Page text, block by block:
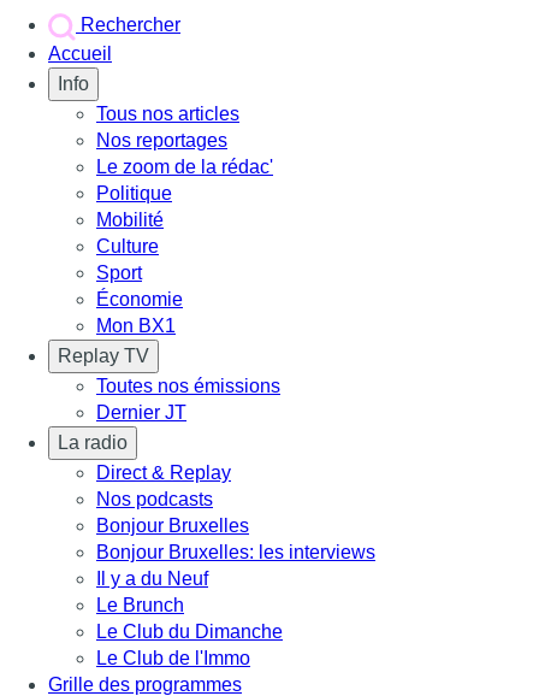
Rechercher
Accueil
Info
Tous nos articles
Nos reportages
Le zoom de la rédac'
Politique
Mobilité
Culture
Sport
Économie
Mon BX1
Replay TV
Toutes nos émissions
Dernier JT
La radio
Direct & Replay
Nos podcasts
Bonjour Bruxelles
Bonjour Bruxelles: les interviews
Il y a du Neuf
Le Brunch
Le Club du Dimanche
Le Club de l'Immo
Grille des programmes